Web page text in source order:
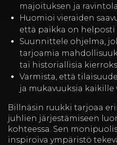
majoituksen ja
Huomioi vieraiden
että paikka on helposti
Suunnittele ohjelma,
tarjoamia
tai historiallisia
Varmista, että
ja mukavuuksia kaikille
Billnäsin ruukki tarjoaa
juhlien järjestämiseen
kohteessa. Sen
inspiroiva ympäristö